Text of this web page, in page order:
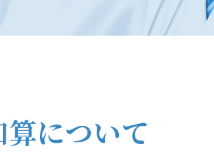
について